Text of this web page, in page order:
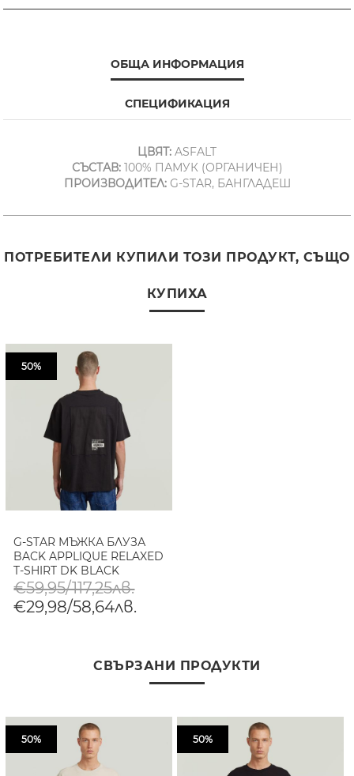
ОБЩА ИНФОРМАЦИЯ
СПЕЦИФИКАЦИЯ
ЦВЯТ: ASFALT
СЪСТАВ:100% ПАМУК (ОРГАНИЧЕН)
ПРОИЗВОДИТЕЛ:G-STAR, БАНГЛАДЕШ
ПОТРЕБИТЕЛИ КУПИЛИ ТОЗИ ПРОДУКТ, СЪЩО
КУПИХА
50%
G-STAR МЪЖКА БЛУЗА
BACK APPLIQUE RELAXED
T-SHIRT DK BLACK
€59,95/117,25лв.
€29,98/58,64лв.
СВЪРЗАНИ ПРОДУКТИ
50% 50%